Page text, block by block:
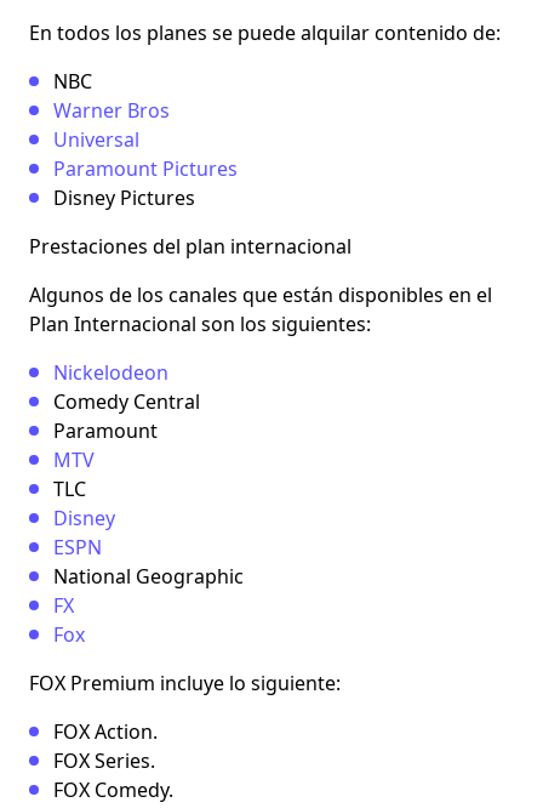
En todos los planes se puede alquilar contenido de:
NBC
Warner Bros
Universal
Paramount Pictures
Disney Pictures
Prestaciones del plan internacional
Algunos de los canales que están disponibles en el
Plan Internacional son los siguientes:
Nickelodeon
Comedy Central
Paramount
MTV
TLC
Disney
ESPN
National Geographic
FX
Fox
FOX Premium incluye lo siguiente:
FOX Action.
FOX Series.
FOX Comedy.